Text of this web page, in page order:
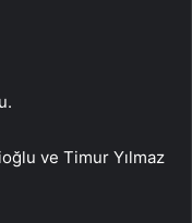
ve Timur Yılmaz